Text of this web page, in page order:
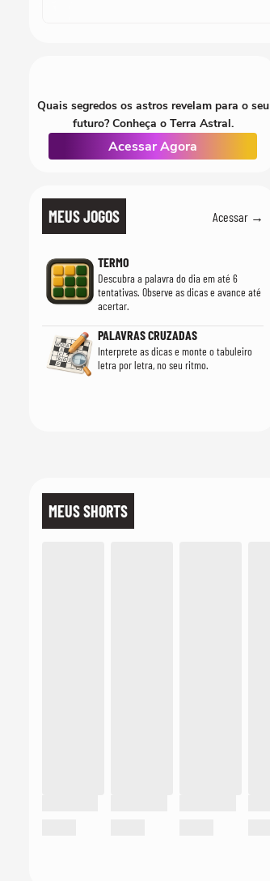
MEUS JOGOS Acessar →
TERMO
Descubra a palavra do dia em até 6
tentativas. Observe as dicas e avance até
acertar.
PALAVRAS CRUZADAS
Interprete as dicas e monte o tabuleiro
letra por letra, no seu ritmo.
MEUS SHORTS
Quais segredos os astros revelam para o seu
futuro? Conheça o Terra Astral.
Acessar Agora